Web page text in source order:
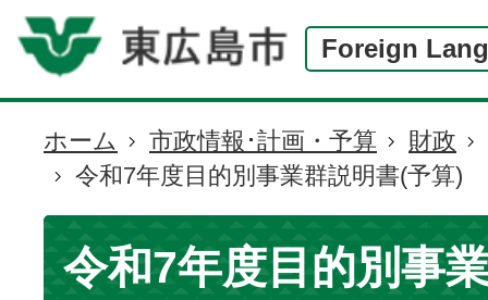
Foreign
現
在
の
置
ホーム 市政情報･計画・予算
財政
令和7年度目的別事業群説明書(予算)
令和7年度目的別事